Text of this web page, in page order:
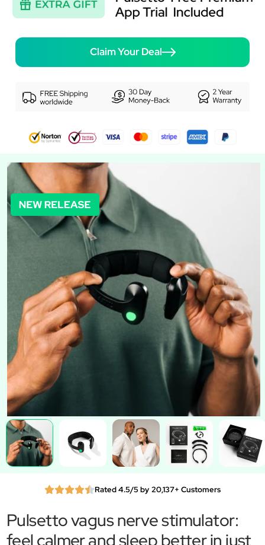
Claim Your Deal
Rated 4.5/5 by 20,137+ Customers
Pulsetto vagus nerve stimulator:
feel calmer and sleep better in just